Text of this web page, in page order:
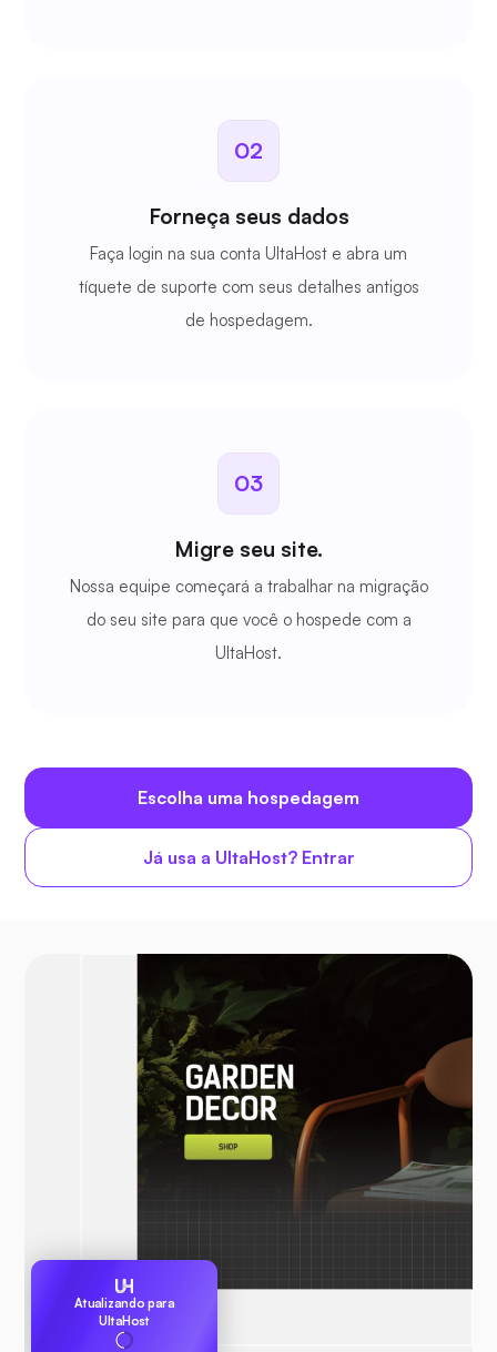
02
Forneça seus dados
Faça login na sua conta UltaHost e abra um
tíquete de suporte com seus detalhes antigos
de hospedagem.
03
Migre seu site.
Nossa equipe começará a trabalhar na migração
do seu site para que você o hospede com a
UltaHost.
Escolha uma hospedagem
Já usa a UltaHost? Entrar
Atualizando para
UltaHost